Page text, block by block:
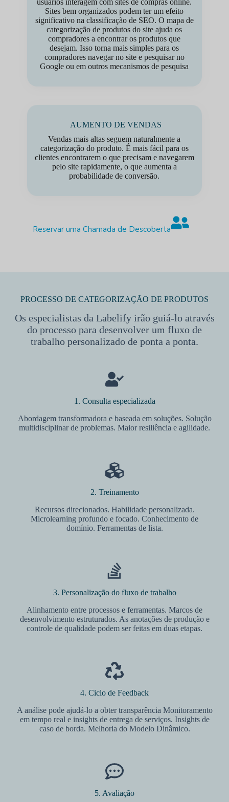
usuários interagem com sites de compras online.
Sites bem organizados podem ter um efeito
significativo na classificação de SEO. O mapa de
categorização de produtos do site ajuda os
compradores a encontrar os produtos que
desejam. Isso torna mais simples para os
compradores navegar no site e pesquisar no
Google ou em outros mecanismos de pesquisa
AUMENTO DE VENDAS
Vendas mais altas seguem naturalmente a
categorização do produto. É mais fácil para os
clientes encontrarem o que precisam e navegarem
pelo site rapidamente, o que aumenta a
probabilidade de conversão.
Reservar uma Chamada de Descoberta
PROCESSO DE CATEGORIZAÇÃO DE PRODUTOS
Os especialistas da Labelify irão guiá-lo através
do processo para desenvolver um fluxo de
trabalho personalizado de ponta a ponta.
1. Consulta especializada
Abordagem transformadora e baseada em soluções. Solução
multidisciplinar de problemas. Maior resiliência e agilidade.
2. Treinamento
Recursos direcionados. Habilidade personalizada.
Microlearning profundo e focado. Conhecimento de
domínio. Ferramentas de lista.
3. Personalização do fluxo de trabalho
Alinhamento entre processos e ferramentas. Marcos de
desenvolvimento estruturados. As anotações de produção e
controle de qualidade podem ser feitas em duas etapas.
4. Ciclo de Feedback
A análise pode ajudá-lo a obter transparência Monitoramento
em tempo real e insights de entrega de serviços. Insights de
caso de borda. Melhoria do Modelo Dinâmico.
5. Avaliação